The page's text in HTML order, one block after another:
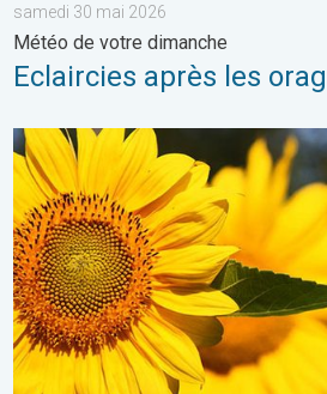
samedi 30 mai 2026
Météo de votre dimanche
Eclaircies après les
Soleil et chaleur règnent en maître.